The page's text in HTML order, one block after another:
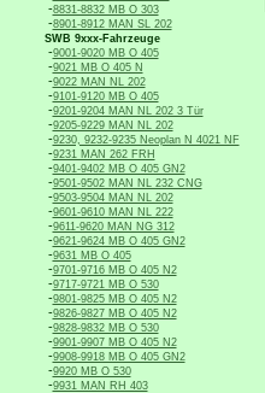
-8831-8832 MB O 303
-8901-8912 MAN SL 202
SWB 9xxx-Fahrzeuge
-9001-9020 MB O 405
-9021 MB O 405 N
-9022 MAN NL 202
-9101-9120 MB O 405
-9201-9204 MAN NL 202 3 Tür
-9205-9229 MAN NL 202
-9230, 9232-9235 Neoplan N 4021 NF
-9231 MAN 262 FRH
-9401-9402 MB O 405 GN2
-9501-9502 MAN NL 232 CNG
-9503-9504 MAN NL 202
-9601-9610 MAN NL 222
-9611-9620 MAN NG 312
-9621-9624 MB O 405 GN2
-9631 MB O 405
-9701-9716 MB O 405 N2
-9717-9721 MB O 530
-9801-9825 MB O 405 N2
-9826-9827 MB O 405 N2
-9828-9832 MB O 530
-9901-9907 MB O 405 N2
-9908-9918 MB O 405 GN2
-9920 MB O 530
-9931 MAN RH 403